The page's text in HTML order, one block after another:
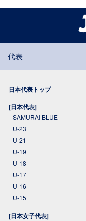
代表
日本代表トップ
[日本代表]
SAMURAI BLUE
U-23
U-21
U-19
U-18
U-17
U-16
U-15
[日本女子代表]